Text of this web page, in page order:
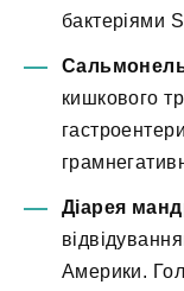
бактеріями
кишкового
Діарея
Америки.